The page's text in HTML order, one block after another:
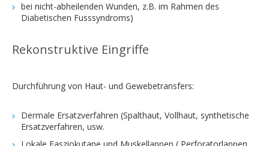
bei nicht-abheilenden Wunden, z.B. im Rahmen des
Diabetischen Fusssyndroms)
Rekonstruktive Eingriffe
Durchführung von Haut- und Gewebetransfers:
Dermale Ersatzverfahren (Spalthaut, Vollhaut, synthetische
Ersatzverfahren, usw.